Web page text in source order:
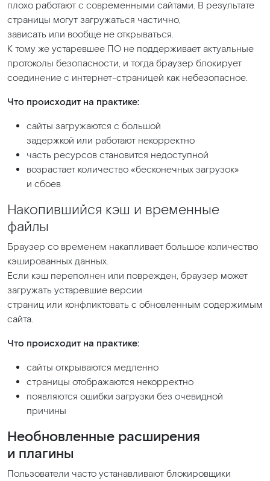
плохо работают с современными сайтами. В результате
страницы могут загружаться частично,
зависать или вообще не открываться.
К тому же устаревшее ПО не поддерживает актуальные
протоколы безопасности, и тогда браузер блокирует
соединение с интернет-страницей как небезопасное.
Что происходит на практике:
сайты загружаются с большой
задержкой или работают некорректно
часть ресурсов становится недоступной
возрастает количество «бесконечныхзагрузок»
и сбоев
Накопившийся кэш и временные
файлы
Браузер со временем накапливает большое количество
кэшированных данных.
Если кэш переполнен или поврежден, браузер может
загружать устаревшие версии
страниц или конфликтовать с обновленным содержимым
сайта.
Что происходит на практике:
сайты открываются медленно
страницы отображаются некорректно
появляются ошибки загрузки без очевидной
причины
Необновленные расширения
и плагины
Пользователи часто устанавливают блокировщики